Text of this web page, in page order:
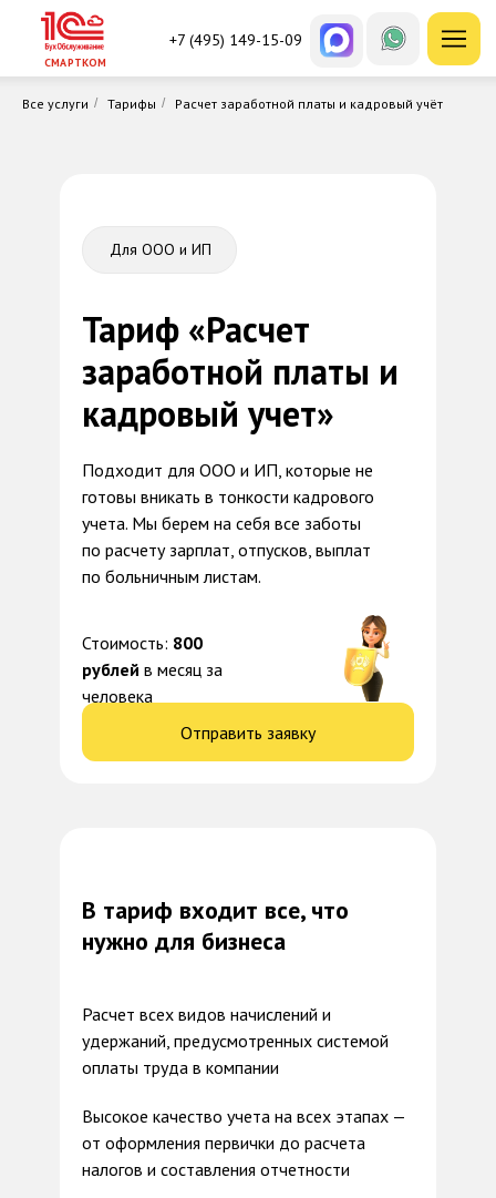
СМАРТКОМ
+7 (495) 149-15-09
Все услуги / Тарифы / Расчет заработной платы и кадровый учёт
Для ООО и ИП
Тариф «Расчет
заработной платы и
кадровый учет»
Стоимость: 800
рублей в месяц за
человека
Подходит для ООО и ИП, которые не
готовы вникать в тонкости кадрового
учета. Мы берем на себя все заботы
по расчету зарплат, отпусков, выплат
по больничным листам.
Отправить заявку
В тариф входит все, что
нужно для бизнеса
Высокое качество учета на всех этапах —
от оформления первички до расчета
налогов и составления отчетности
Расчет всех видов начислений и
удержаний, предусмотренных системой
оплаты труда в компании